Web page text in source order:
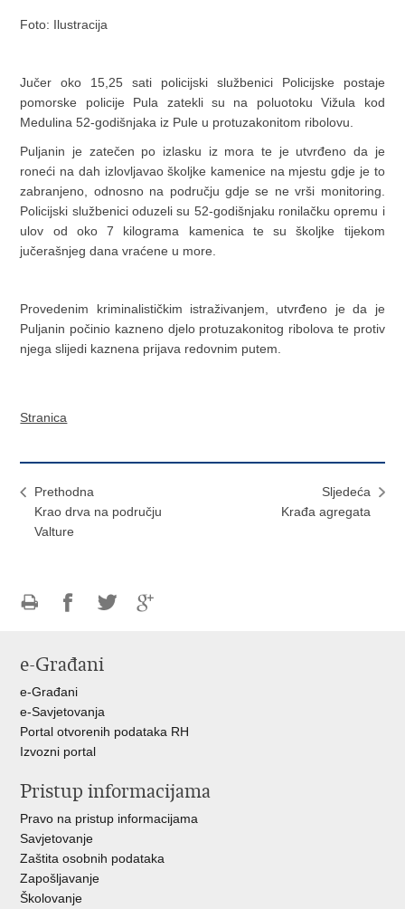
Foto: Ilustracija
Jučer oko 15,25 sati policijski službenici Policijske postaje
pomorske policije Pula zatekli su na poluotoku Vižula kod
Medulina 52-godišnjaka iz Pule u protuzakonitom ribolovu.
Puljanin je zatečen po izlasku iz mora te je utvrđeno da je
roneći na dah izlovljavao školjke kamenice na mjestu gdje je to
zabranjeno, odnosno na području gdje se ne vrši monitoring.
Policijski službenici oduzeli su 52-godišnjaku ronilačku opremu i
ulov od oko 7 kilograma kamenica te su školjke tijekom
jučerašnjeg dana vraćene u more.
Provedenim kriminalističkim istraživanjem, utvrđeno je da je
Puljanin počinio kazneno djelo protuzakonitog ribolova te protiv
njega slijedi kaznena prijava redovnim putem.
Stranica
Prethodna
Krao drva na području
Valture
Sljedeća
Krađa agregata
FacebookuTwitteru
e-Građani
e-Građani
e-Savjetovanja
Portal otvorenih podataka RH
Izvozni portal
Pristup informacijama
Pravo na pristup informacijama
Savjetovanje
Zaštita osobnih podataka
Zapošljavanje
Školovanje